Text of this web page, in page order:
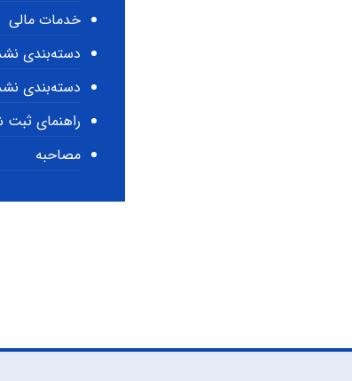
خدمات مالی
دسته‌بندی
دسته‌بندی
راهنمای
مصاحبه